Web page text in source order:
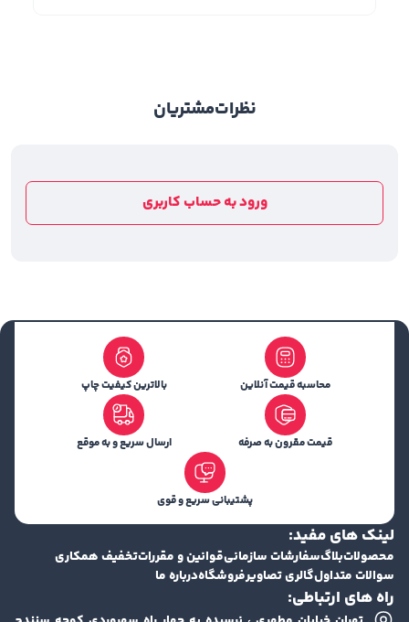
نظراتمشتریان
ورود به حساب کاربری
محاسبه قیمت آنلاین بالاترین کیفیت چاپ
قیمت مقرون به صرفه ارسال سریع و به موقع
پشتیبانی سریع و قوی
لینک های مفید:
محصولاتبلاگسفارشات سازمانیقوانین و مقرراتتخفیف همکاری
سوالات متداولگالری تصاویرفروشگاهدرباره ما
راه های ارتباطی: